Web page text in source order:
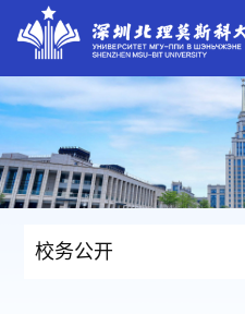
校务公开